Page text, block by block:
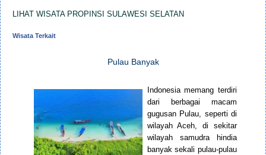
LIHAT WISATA PROPINSI SULAWESI SELATAN
Wisata Terkait
Pulau Banyak
Indonesia memang terdiri
dari berbagai macam
gugusan Pulau, seperti di
wilayah Aceh, di sekitar
wilayah samudra hindia
banyak sekali pulau-pulau